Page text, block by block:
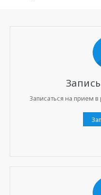
Записаться на прием